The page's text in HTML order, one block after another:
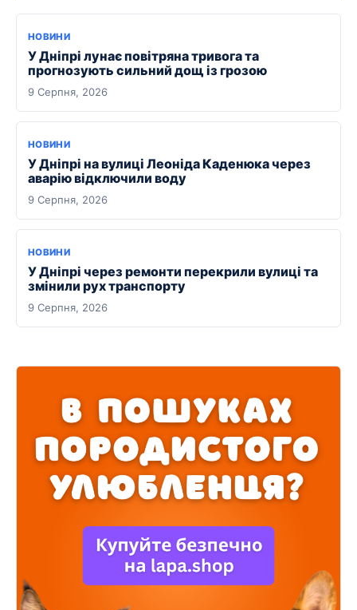
НОВИНИ
У Дніпрі лунає повітряна тривога та
прогнозують сильний дощ із грозою
9 Серпня, 2026
НОВИНИ
У Дніпрі на вулиці Леоніда Каденюка через
аварію відключили воду
9 Серпня, 2026
НОВИНИ
У Дніпрі через ремонти перекрили вулиці та
змінили рух транспорту
9 Серпня, 2026